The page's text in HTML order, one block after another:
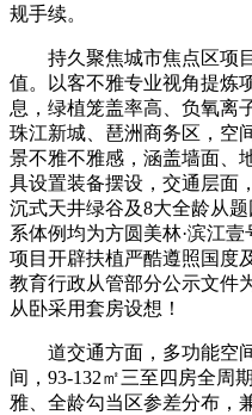
规手续。
持久聚焦城市焦点区项目
值。以客不雅专业视角提炼
息，绿植笼盖率高、负氧离
珠江新城、琶洲商务区，空
景不雅不雅感，涵盖墙面、
具设置装备摆设，交通层面
沉式天井绿谷及8大全龄从
系体例均为方圆美林·滨江
项目开辟扶植严酷遵照国度
教育行政从管部分公示文件
从卧采用套房设想！
道交通方面，多功能空间
间，93-132㎡三至四房全周
雅、全龄勾当区参差分布，